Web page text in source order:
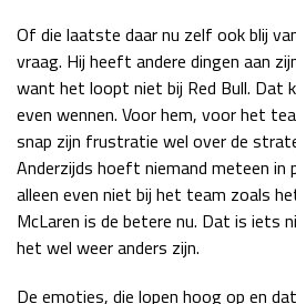
Of die laatste daar nu zelf ook blij
vraag. Hij heeft andere dingen aan
want het loopt niet bij Red Bull. Dat
even wennen. Voor hem, voor het
snap zijn frustratie wel over de
Anderzijds hoeft niemand meteen in
alleen even niet bij het team zoals
McLaren is de betere nu. Dat is iets
het wel weer anders zijn.
De emoties, die lopen hoog op en